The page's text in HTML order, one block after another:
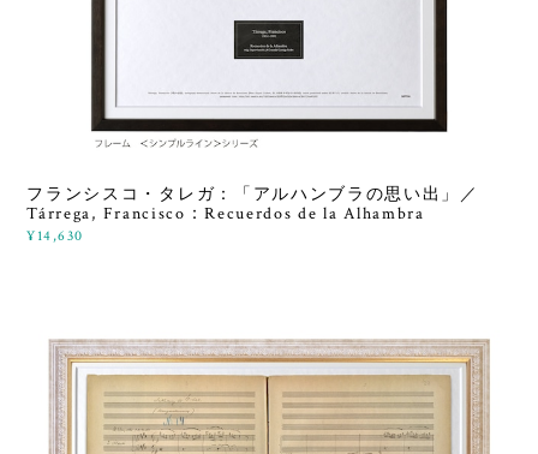
フランシスコ・タレガ：「アルハンブラの思い出」／
Tárrega, Francisco：Recuerdos de la Alhambra
¥14,630